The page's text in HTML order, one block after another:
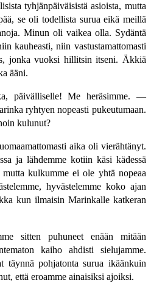
tyhjänpäiväisistä asioista, mutta
se oli todellista surua eikä meillä
Minun oli vaikea olla. Sydäntä
kauheasti, niin vastustamattomasti
jonka vuoksi hillitsin itseni. Äkkiä
ääni.
päivälliselle! Me heräsimme. —
ryhtyen nopeasti pukeutumaan.
kulunut?
aika oli vierähtänyt.
ja lähdemme kotiin käsi kädessä
mutta kulkumme ei ole yhtä nopeaa
hyvästelemme koko ajan
kun ilmaisin Marinkalle katkeran
sitten puhuneet enään mitään
kaiho ahdisti sielujamme.
täynnä pohjatonta surua ikäänkuin
että eroamme ainaisiksi ajoiksi.